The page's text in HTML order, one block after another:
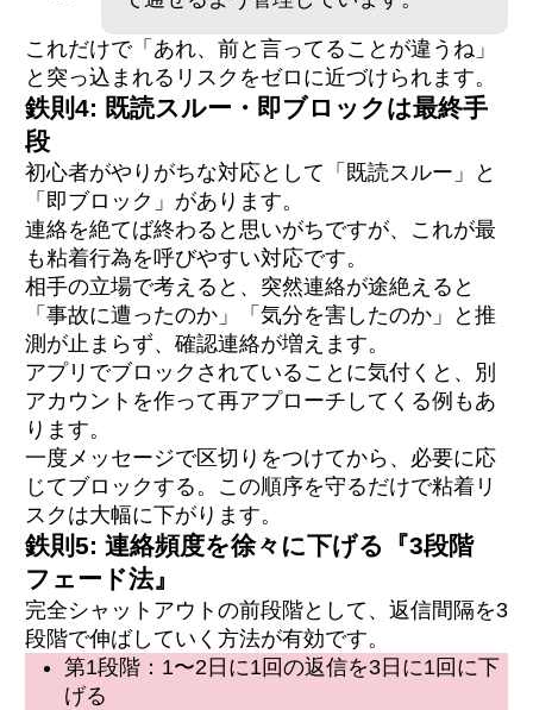
これだけで「あれ、前と言ってることが違うね」
と突っ込まれるリスクをゼロに近づけられます。
鉄則4: 既読スルー・即ブロックは最終手
段
初心者がやりがちな対応として「既読スルー」と
「即ブロック」があります。
連絡を絶てば終わると思いがちですが、これが最
も粘着行為を呼びやすい対応です。
相手の立場で考えると、突然連絡が途絶えると
「事故に遭ったのか」「気分を害したのか」と推
測が止まらず、確認連絡が増えます。
アプリでブロックされていることに気付くと、別
アカウントを作って再アプローチしてくる例もあ
ります。
一度メッセージで区切りをつけてから、必要に応
じてブロックする。この順序を守るだけで粘着リ
スクは大幅に下がります。
鉄則5: 連絡頻度を徐々に下げる『3段階
フェード法』
完全シャットアウトの前段階として、返信間隔を3
段階で伸ばしていく方法が有効です。
第1段階：1〜2日に1回の返信を3日に1回に下
げる